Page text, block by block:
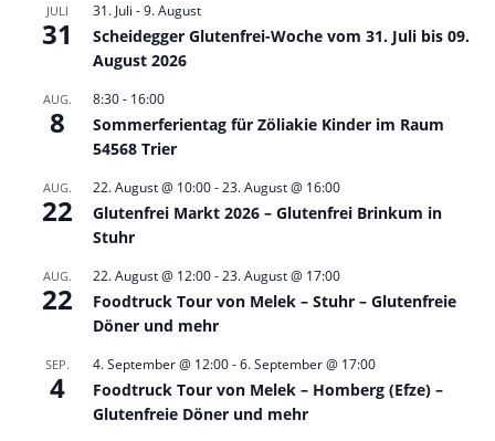
JULI
31
31. Juli -9. August
Scheidegger Glutenfrei-Woche vom 31. Juli bis 09.
August 2026
AUG.
8
8:30- 16:00
Sommerferientag für Zöliakie Kinder im Raum
54568 Trier
AUG.
22
22. August @ 10:00-23. August @ 16:00
Glutenfrei Markt 2026 – Glutenfrei Brinkum in
Stuhr
AUG.
22
22. August @ 12:00-23. August @ 17:00
Foodtruck Tour von Melek – Stuhr – Glutenfreie
Döner und mehr
SEP.
4
4. September @ 12:00-6. September @ 17:00
Foodtruck Tour von Melek – Homberg (Efze) –
Glutenfreie Döner und mehr